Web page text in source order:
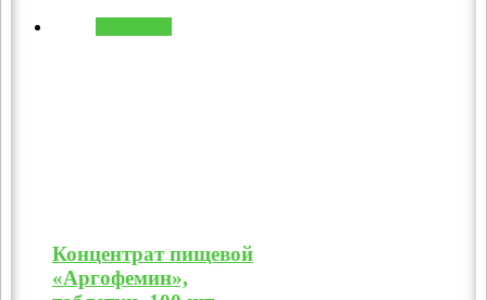
Концентрат пищевой
«Аргофемин»,